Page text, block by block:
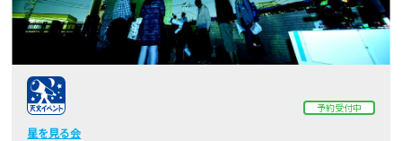
予約受付中
星を見る会